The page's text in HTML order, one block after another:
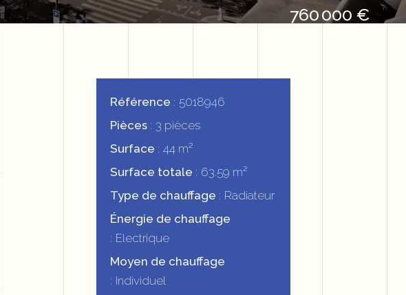
760 000 €
Référence
5018946
Pièces
3 pièces
Surface
44 m²
Surface totale
63.59 m²
Type de chauffage
Radiateur
Énergie de chauffage
Electrique
Moyen de chauffage
Individuel